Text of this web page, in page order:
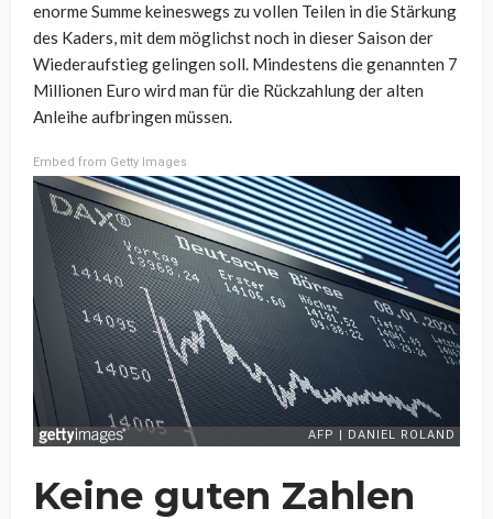
enorme Summe keineswegs zu vollen Teilen in die Stärkung
des Kaders, mit dem möglichst noch in dieser Saison der
Wiederaufstieg gelingen soll. Mindestens die genannten 7
Millionen Euro wird man für die Rückzahlung der alten
Anleihe aufbringen müssen.
Embed from Getty Images
Keine guten Zahlen